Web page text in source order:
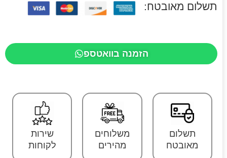
תשלום מאובטח:
הזמנה בוואטספ
תשלום
מאובטח
משלוחים
מהירים
שירות
לקוחות